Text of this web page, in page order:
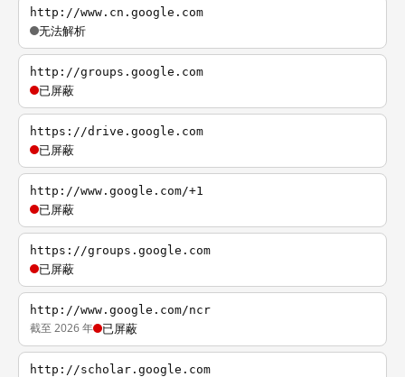
http://www.cn.google.com
无法解析
http://groups.google.com
已屏蔽
https://drive.google.com
已屏蔽
http://www.google.com/+1
已屏蔽
https://groups.google.com
已屏蔽
http://www.google.com/ncr
截至 2026 年 已屏蔽
http://scholar.google.com